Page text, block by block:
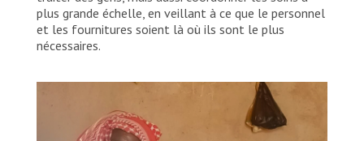
plus grande échelle, en veillant à ce que le personnel
et les fournitures soient là où ils sont le plus
nécessaires.